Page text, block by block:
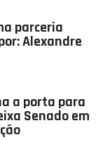
parceria
Alexandre
a porta para
Senado em